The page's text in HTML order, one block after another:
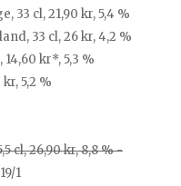
33 cl, 21,90 kr, 5,4 %
33 cl, 26 kr, 4,2 %
kr*, 5,3 %
kr, 5,2 %
cl, 26,90 kr, 8,8 % -
1